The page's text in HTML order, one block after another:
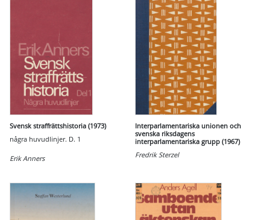
Svensk straffrättshistoria (1973)
några huvudlinjer. D. 1
Erik Anners
Interparlamentariska unionen och
svenska riksdagens
interparlamentariska grupp (1967)
Fredrik Sterzel